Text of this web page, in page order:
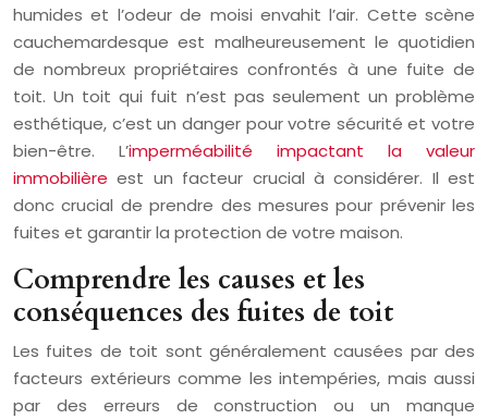
humides et l’odeur de moisi envahit l’air. Cette scène
cauchemardesque est malheureusement le quotidien
de nombreux propriétaires confrontés à une fuite de
toit. Un toit qui fuit n’est pas seulement un problème
esthétique, c’est un danger pour votre sécurité et votre
bien-être. L’imperméabilité impactant la valeur
immobilière est un facteur crucial à considérer. Il est
donc crucial de prendre des mesures pour prévenir les
fuites et garantir la protection de votre maison.
Comprendre les causes et les
conséquences des fuites de toit
Les fuites de toit sont généralement causées par des
facteurs extérieurs comme les intempéries, mais aussi
par des erreurs de construction ou un manque